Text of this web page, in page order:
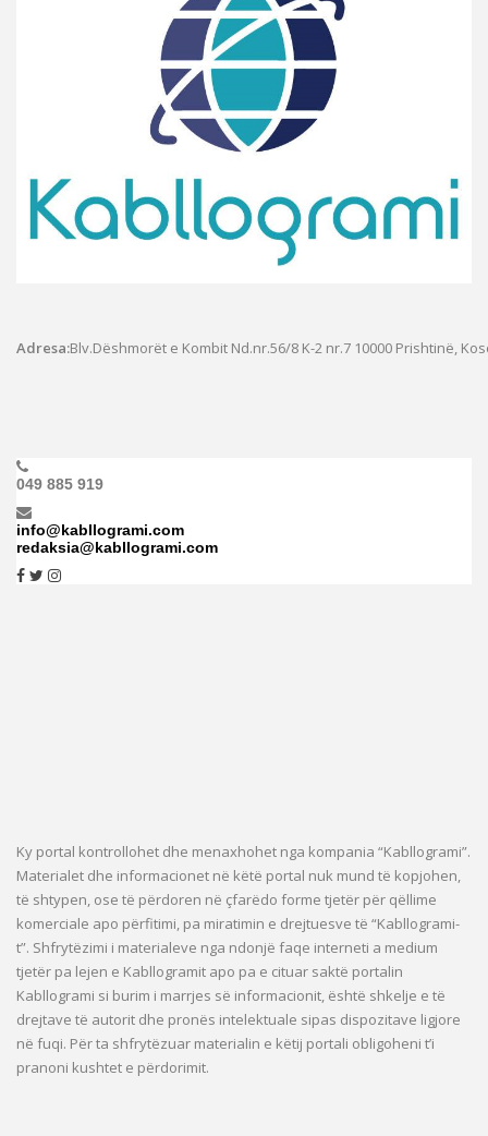
Adresa:Blv.Dëshmorët e Kombit Nd.nr.56/8 K-2 nr.7 10000 Prishtinë,
049 885 919
info@kabllogrami.com
redaksia@kabllogrami.com
Ky portal kontrollohet dhe menaxhohet nga kompania “Kabllogrami”.
Materialet dhe informacionet në këtë portal nuk mund të kopjohen,
të shtypen, ose të përdoren në çfarëdo forme tjetër për qëllime
komerciale apo përfitimi, pa miratimin e drejtuesve të “Kabllogrami-
t”. Shfrytëzimi i materialeve nga ndonjë faqe interneti a medium
tjetër pa lejen e Kabllogramit apo pa e cituar saktë portalin
Kabllogrami si burim i marrjes së informacionit, është shkelje e të
drejtave të autorit dhe pronës intelektuale sipas dispozitave ligjore
në fuqi. Për ta shfrytëzuar materialin e këtij portali obligoheni t’i
pranoni kushtet e përdorimit.